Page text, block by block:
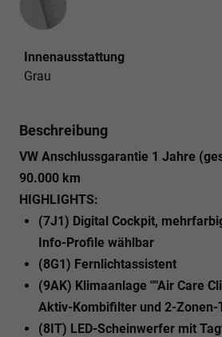
Innenausstattung
Grau
Beschreibung
VW Anschlussgarantie 1 Jahre
90.000 km
HIGHLIGHTS:
(7J1) Digital Cockpit,
Info-Profile wählbar
(8G1) Fernlichtassistent
(9AK) Klimaanlage ""Air Care
Aktiv-Kombifilter und 2-
(8IT) LED-Scheinwerfer mit